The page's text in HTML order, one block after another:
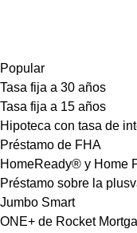
Popular
Tasa fija a 30 años
Tasa fija a 15 años
Hipoteca con tasa de
Préstamo de FHA
HomeReady® y Home
Préstamo sobre la
Jumbo Smart
ONE+ de Rocket